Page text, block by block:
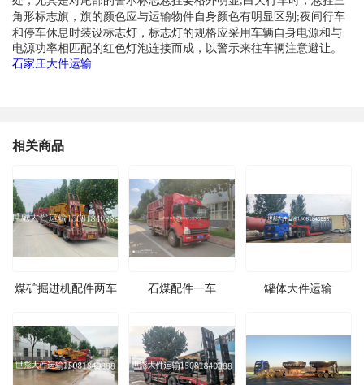
角形标志旗，旗的颜色应与运输物件自身颜色有明显区别 ;夜间行车
和停车休息时装设标志灯，标志灯的规格应采用车辆自身电源和与
电源功率相匹配的红色灯泡连接而成，以警示来往车辆注意避让。
石家庄大件运输
相关商品
煤矿掘进机配件两车 石煤配件一车 罐体大件运输